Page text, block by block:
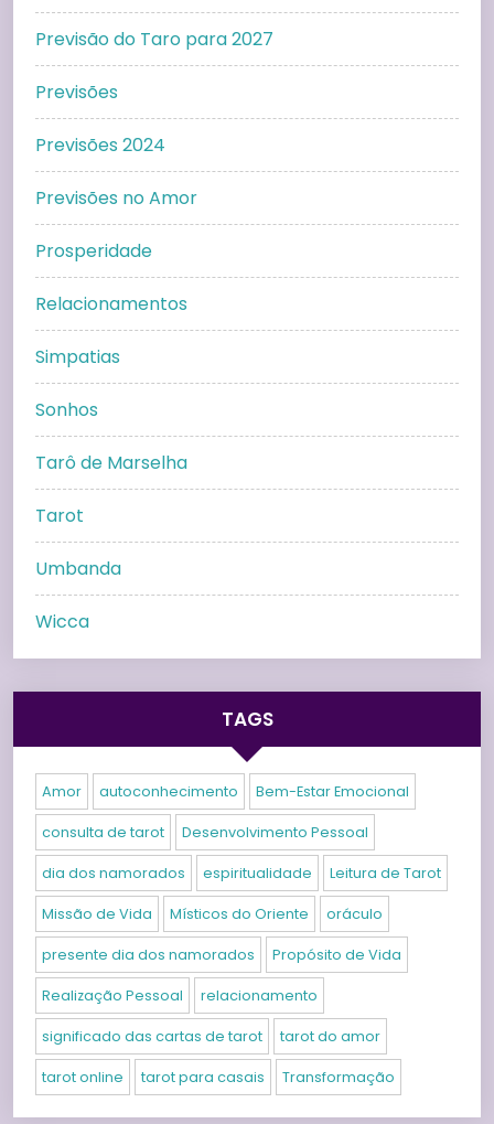
Previsão do Taro para 2027
Previsões
Previsões 2024
Previsões no Amor
Prosperidade
Relacionamentos
Simpatias
Sonhos
Tarô de Marselha
Tarot
Umbanda
Wicca
TAGS
Amor autoconhecimento Bem-Estar Emocional
consulta de tarot Desenvolvimento Pessoal
dia dos namorados espiritualidade Leitura de Tarot
Missão de Vida Místicos do Oriente oráculo
presente dia dos namorados Propósito de Vida
Realização Pessoal relacionamento
significado das cartas de tarot tarot do amor
tarot online tarot para casais Transformação